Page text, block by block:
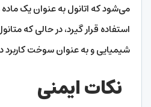
می‌شود که اتانول به عنوان یک
استفاده قرار گیرد، در حالی که
شیمیایی و به عنوان سوخت کاربرد
نکات ایمنی